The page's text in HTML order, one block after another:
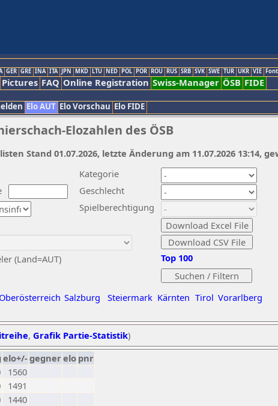
GER GRE INA ITA JPN MKD LTU NED POL POR ROU RUS SRB SVK SWE TUR UKR VIE
Pictures FAQ Online Registration Swiss-Manager ÖSB FIDE
Elo AUT Elo Vorschau Elo FIDE
Elozahlen des ÖSB
Kategorie
Geschlecht
(Land=AUT)
Spielberechtigung
Oberösterreich Salzburg Steiermark Kärnten Tirol Vorarlberg
Top 100
Stand 01.07.2026, letzte Änderung am 11.07.2026 13:14,
, Grafik Partie-Statistik)
elo+/-gegnerelo pnr
1560
1491
1440